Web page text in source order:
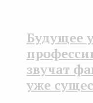
Будущее
звучат
уже